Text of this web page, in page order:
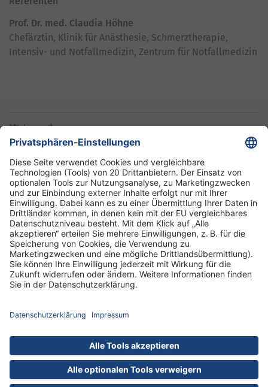
Prof. Dr. med. Claudia Höhne
Chefärztin, Klinik für Anästhesie, Schmerztherapie,
Intensiv- und Notfallmedizin, Zentrum für Notfallmedizin
Unternehmen
Informationen
Standorte
DRK-Schwesternschaft Berlin
Impressum
Hausordnung